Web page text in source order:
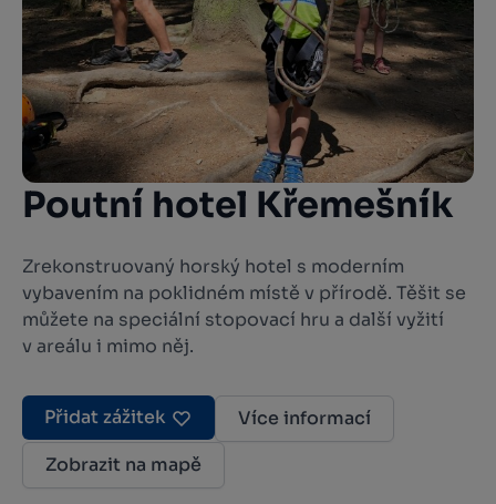
Poutní hotel Křemešník
Zrekonstruovaný horský hotel s moderním
vybavením na poklidném místě v přírodě. Těšit se
můžete na speciální stopovací hru a další vyžití
v areálu i mimo něj.
Přidat zážitek
Více informací
Zobrazit na mapě